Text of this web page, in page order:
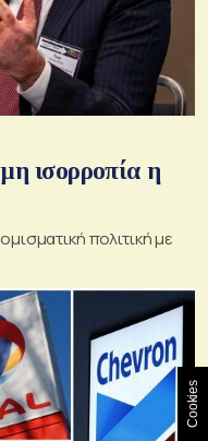
ισορροπία η
πολιτική με
Cookies